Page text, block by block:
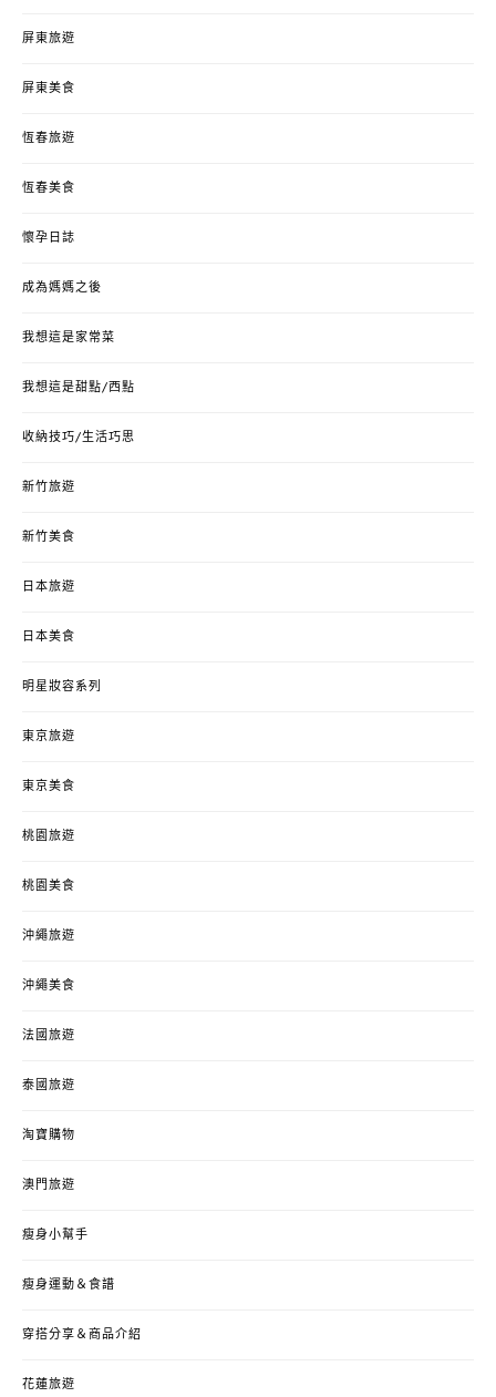
屏東旅遊
屏東美食
恆春旅遊
恆春美食
懷孕日誌
成為媽媽之後
我想這是家常菜
我想這是甜點/西點
收納技巧/生活巧思
新竹旅遊
新竹美食
日本旅遊
日本美食
明星妝容系列
東京旅遊
東京美食
桃園旅遊
桃園美食
沖繩旅遊
沖繩美食
法國旅遊
泰國旅遊
淘寶購物
澳門旅遊
瘦身小幫手
瘦身運動＆食譜
穿搭分享＆商品介紹
花蓮旅遊